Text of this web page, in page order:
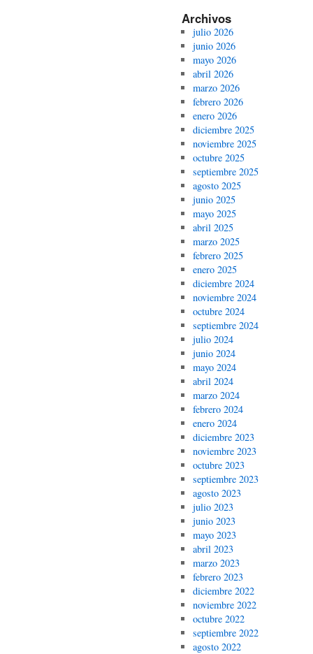
Archivos
julio 2026
junio 2026
mayo 2026
abril 2026
marzo 2026
febrero 2026
enero 2026
diciembre 2025
noviembre 2025
octubre 2025
septiembre 2025
agosto 2025
junio 2025
mayo 2025
abril 2025
marzo 2025
febrero 2025
enero 2025
diciembre 2024
noviembre 2024
octubre 2024
septiembre 2024
julio 2024
junio 2024
mayo 2024
abril 2024
marzo 2024
febrero 2024
enero 2024
diciembre 2023
noviembre 2023
octubre 2023
septiembre 2023
agosto 2023
julio 2023
junio 2023
mayo 2023
abril 2023
marzo 2023
febrero 2023
diciembre 2022
noviembre 2022
octubre 2022
septiembre 2022
agosto 2022